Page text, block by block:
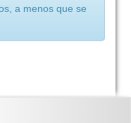
a menos que se